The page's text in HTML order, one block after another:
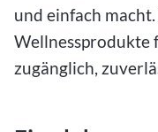
und einfach
Wellnessprodukte
zugänglich,